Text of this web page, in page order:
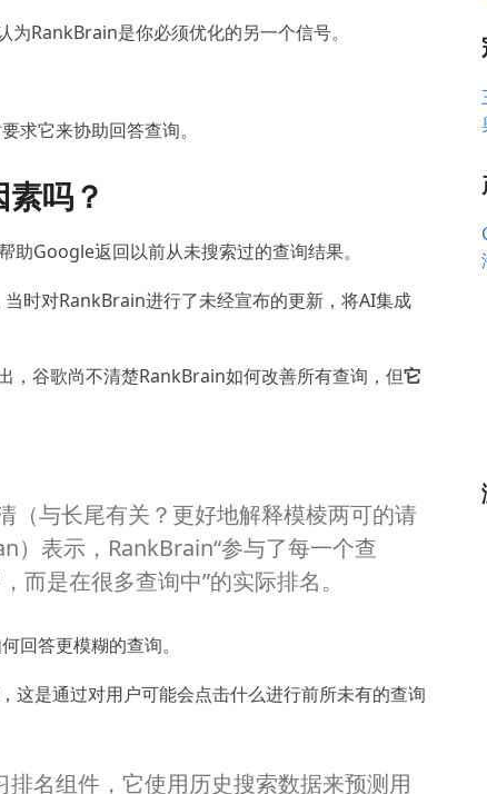
RankBrain是你必须优化的另一个信号。
求它来协助回答查询。
吗？
Google返回以前从未搜索过的查询结果。
时对RankBrain进行了未经宣布的更新，将AI集成
，谷歌尚不清楚RankBrain如何改善所有查询，但它
（与长尾有关？ 更好地解释模棱两可的请
）表示，RankBrain“参与了每一个查
而是在很多查询中”的实际排名。
回答更模糊的查询。
这是通过对用户可能会点击什么进行前所未有的查询
名组件，它使用历史搜索数据来预测用